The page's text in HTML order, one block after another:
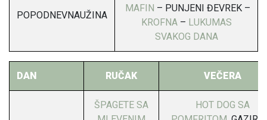
POPODNEVNAUŽINA
MAFIN – PUNJENI ĐEVREK –
KROFNA– LUKUMAS
SVAKOG DANA
DAN RUČAK VEČERA
ŠPAGETE SA
HOT DOG SA